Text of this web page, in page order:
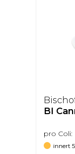
BI
pro
innert